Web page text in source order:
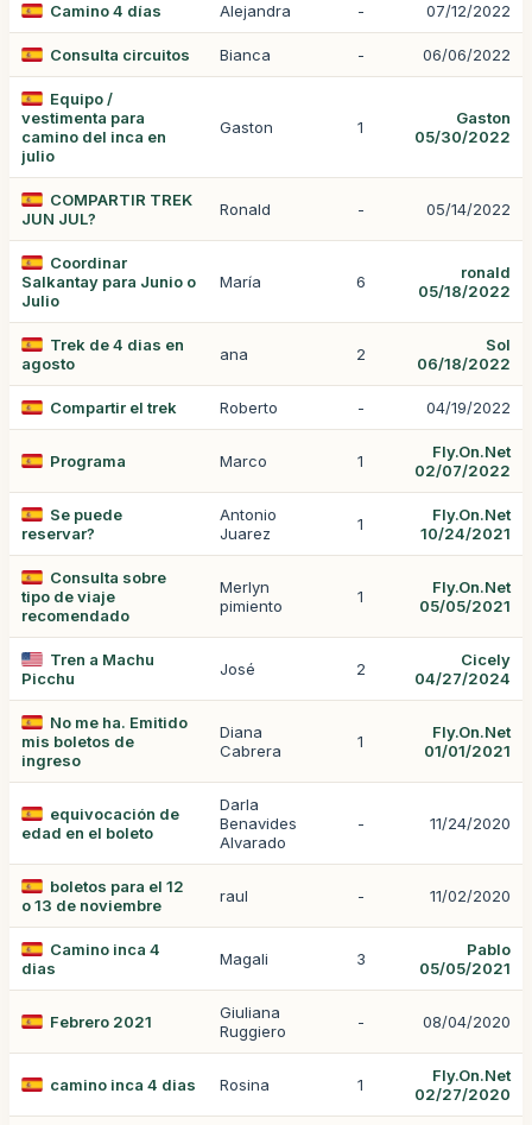
Camino 4 días Alejandra - 07/12/2022
Consulta circuitos Bianca - 06/06/2022
Equipo /
vestimenta para
camino del inca en
julio
Gaston 1
Gaston
05/30/2022
COMPARTIR TREK
JUN JUL?
Ronald - 05/14/2022
Coordinar
Salkantay para Junio o
Julio
María 6
ronald
05/18/2022
Trek de 4 dias en
agosto
ana 2
Sol
06/18/2022
Compartir el trek Roberto - 04/19/2022
Programa Marco 1
Fly.On.Net
02/07/2022
Se puede
reservar?
Antonio
Juarez
1
Fly.On.Net
10/24/2021
Consulta sobre
tipo de viaje
recomendado
Merlyn
pimiento
1
Fly.On.Net
05/05/2021
Tren a Machu
Picchu
José 2
Cicely
04/27/2024
No me ha. Emitido
mis boletos de
ingreso
Diana
Cabrera
1
Fly.On.Net
01/01/2021
equivocación de
edad en el boleto
Darla
Benavides
Alvarado
- 11/24/2020
boletos para el 12
o 13 de noviembre
raul - 11/02/2020
Camino inca 4
dias
Magali 3
Pablo
05/05/2021
Febrero 2021
Giuliana
Ruggiero
- 08/04/2020
camino inca 4 dias Rosina 1
Fly.On.Net
02/27/2020